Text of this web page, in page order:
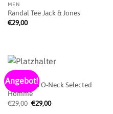
MEN
Randal Tee Jack & Jones
€29,00
Angebot!
MEN
Wicked SS O-Neck Selected
Homme
€29,00 Ursprünglicher
Preis
€29,00Aktueller